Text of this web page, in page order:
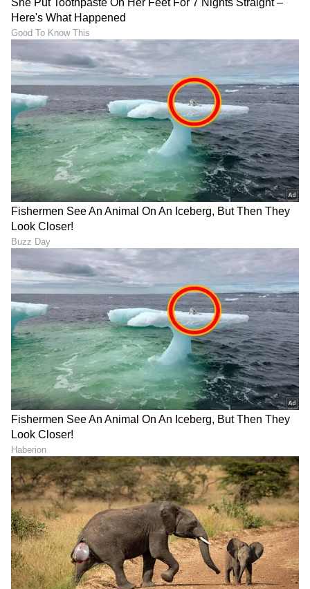
ABOUT THE AUTHOR
Suchetana ಮಲೆನಾಡಿನ ಹೆಬ್ಬಾಗಿಲು ಶಿರಸಿಯವಳು. ಓದಿದ್ದು LLB,
ಒಲಿದದ್ದು ಪತ್ರಿಕೋದ್ಯಮ, ಪ್ರಜಾವಾಣಿಯಲ್ಲಿ 15 ವರ್ಷಗಳ
ಅನುಭವ. ಇದರಲ್ಲಿ 10 ವರ್ಷ ನ್ಯಾಯಾಂಗ ವರದಿಗಾರಿಕೆ. ಕಾನೂನು
ಮತ್ತು ಮಹಿಳಾ ಸಂವೇದನೆಗೆ ಸಂಬಂಧಿಸಿದ ಲೇಖನಗಳಿಗೆ ಕರ್ನಾಟಕ
ಮಾಧ್ಯಮ ಅಕಾಡೆಮಿ, ಮುಂಬೈನ ಲಾಡ್ಲಿ ಮೀಡಿಯಾ ಅವಾರ್ಡ್​,
ರೋಟರಿ ಎಕ್ಸಲೆನ್ಸ್​ ಅವಾರ್ಡ್​ ಸೇರಿದಂತೆ ಕೆಲವು ಪ್ರಶಸ್ತಿಗಳು
ಲಭಿಸಿವೆ. ಚೀನಾದಲ್ಲಿ ನಡೆದ ಭಾರತ ಮಟ್ಟದ ಯುವ ನಿಯೋಗದಲ್ಲಿ
ಮಾಧ್ಯಮ ಕ್ಷೇತ್ರದಿಂದ ಪ್ರತಿನಿಧಿಯಾಗಿ ಆಯ್ಕೆ. ವಿಜಯವಾಣಿಯಲ್ಲಿ
ಕೆಲಸ ಮಾಡಿ ಈಗ ದೂರದರ್ಶನ ಚಂದನದಲ್ಲಿ ಮತ್ತು ಏಷ್ಯಾನೆಟ್​
ಸುವರ್ಣದಲ್ಲಿ ಫ್ರೀಲ್ಯಾನ್ಸರ್​ ಆಗಿ ಕೆಲಸ ನಿರ್ವಹಣೆ.
ಅಡುಗೆಮನೆ ಸಲಹೆಗಳು ಹಣ್ಣುಗಳು ವಿಜ್ಞಾನ ಜೀವನಶೈಲಿ
DOWNLOAD APP
RECOMMENDED STORIES